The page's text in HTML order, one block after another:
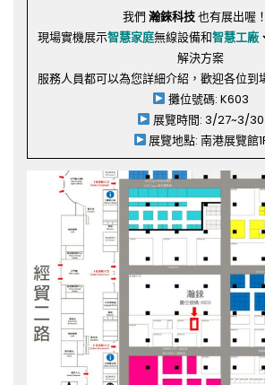
我們 瀚錸科技也有展出喔
現場實機展示智慧家庭無線設備和智慧工廠
解決方案
服務人員都可以為您詳細介紹，歡迎各位到
攤位號碼: K603
展覽時間: 3/27~3/30
展覽地點: 南港展覽館